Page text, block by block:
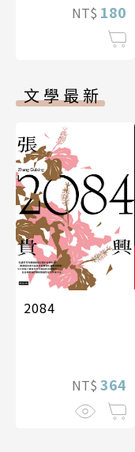
NT$ 180
文學最新
2084
NT$ 364